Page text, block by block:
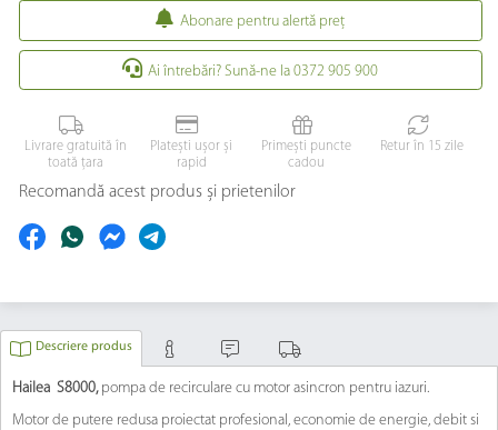
Abonare pentru alertă preţ
Ai întrebări? Sună-ne la 0372 905 900
Livrare gratuită în
toată țara
Platești ușor și
rapid
Primești puncte
cadou
Retur în 15 zile
Recomandă acest produs și prietenilor
Descriere produs
Hailea S8000,pompa de recirculare cu motor asincron pentru iazuri.
Motor de putere redusa proiectat profesional, economie de energie, debit si